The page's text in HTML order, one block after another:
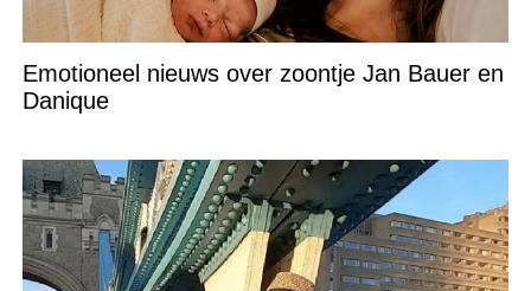
Emotioneel nieuws over zoontje Jan Bauer en
Danique